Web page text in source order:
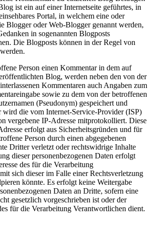
ist ein auf einer Internetseite geführtes, in
Portal, in welchem eine oder
Blogger oder Web-Blogger genannt werden,
in sogenannten Blogposts
Die Blogposts können in der Regel von
Person einen Kommentar in dem auf
Blog, werden neben den von der
Kommentaren auch Angaben zum
sowie zu dem von der betroffenen
(Pseudonym) gespeichert und
wird die vom Internet-Service-Provider (ISP)
vergebene IP-Adresse mitprotokolliert. Diese
erfolgt aus Sicherheitsgründen und für
Person durch einen abgegebenen
Dritter verletzt oder rechtswidrige Inhalte
dieser personenbezogenen Daten erfolgt
des für die Verarbeitung
sich dieser im Falle einer Rechtsverletzung
könnte. Es erfolgt keine Weitergabe
Daten an Dritte, sofern eine
gesetzlich vorgeschrieben ist oder der
für die Verarbeitung Verantwortlichen dient.